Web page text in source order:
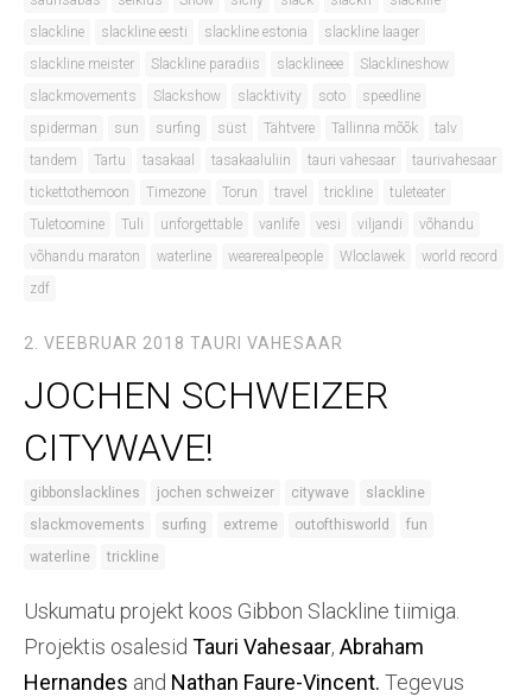
slackline
slackline eesti slackline estonia
slackline laager
slackline meister
Slackline paradiis slacklineee
Slacklineshow
slackmovements
Slackshow slacktivity soto
speedline
spiderman
sun surfing süst Tähtvere Tallinna mõõk
talv
tandem
Tartu tasakaal tasakaaluliin tauri vahesaar
taurivahesaar
tickettothemoon
Timezone Torun travel trickline
tuleteater
Tuletoomine
Tuli unforgettable vanlife vesi viljandi
võhandu
võhandu maraton
waterline wearerealpeople Wloclawek
world record
zdf
2. VEEBRUAR 2018 TAURI VAHESAAR
JOCHEN SCHWEIZER
CITYWAVE!
gibbonslacklines jochen schweizer citywave
slackline
slackmovements
surfing extreme outofthisworld
fun
waterline
trickline
Uskumatu projekt koos Gibbon Slackline tiimiga.
Projektis osalesid Tauri Vahesaar, Abraham
Hernandes and Nathan Faure-Vincent. Tegevus